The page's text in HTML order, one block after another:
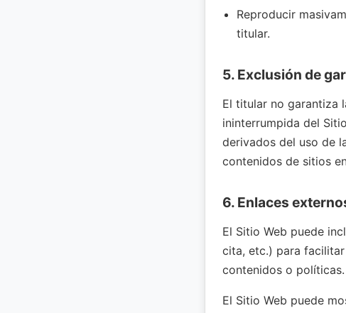
Reproducir
titular.
5. Exclusión de
El titular no garantiza
ininterrumpida del
derivados del uso de
contenidos de sitios
6. Enlaces
El Sitio Web puede
cita, etc.) para
contenidos o
El Sitio Web puede